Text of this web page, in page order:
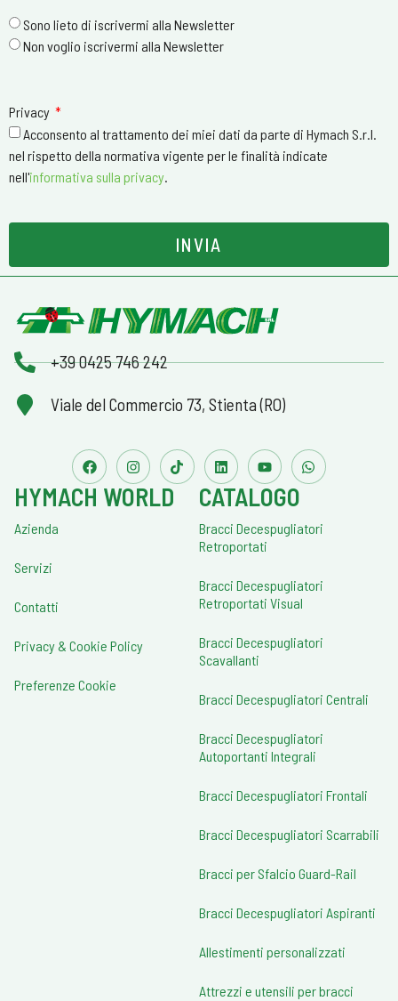
Sono lieto di iscrivermi alla Newsletter
Non voglio iscrivermi alla Newsletter
Privacy
Acconsento al trattamento dei miei dati da parte di Hymach S.r.l.
nel rispetto della normativa vigente per le finalità indicate
nell'informativa sulla privacy.
INVIA
+39 0425 746 242
Viale del Commercio 73, Stienta (RO)
HYMACH WORLD
Azienda
Servizi
Contatti
Privacy & Cookie Policy
Preferenze Cookie
CATALOGO
Bracci Decespugliatori
Retroportati
Bracci Decespugliatori
Retroportati Visual
Bracci Decespugliatori
Scavallanti
Bracci Decespugliatori Centrali
Bracci Decespugliatori
Autoportanti Integrali
Bracci Decespugliatori Frontali
Bracci Decespugliatori Scarrabili
Bracci per Sfalcio Guard-Rail
Bracci Decespugliatori Aspiranti
Allestimenti personalizzati
Attrezzi e utensili per bracci